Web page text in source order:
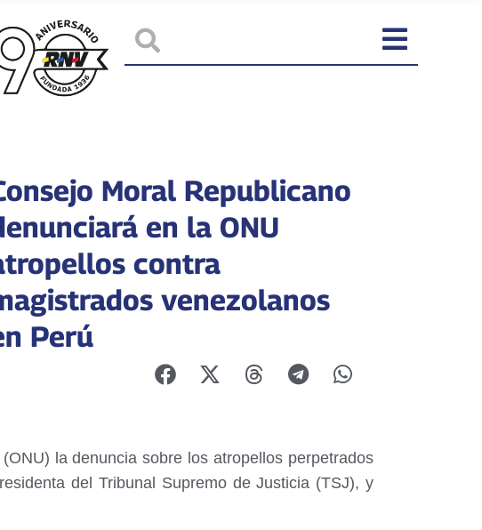
Moral Republicano
en la ONU
contra
venezolanos
Perú
la denuncia sobre los atropellos perpetrados
del Tribunal Supremo de Justicia (TSJ), y